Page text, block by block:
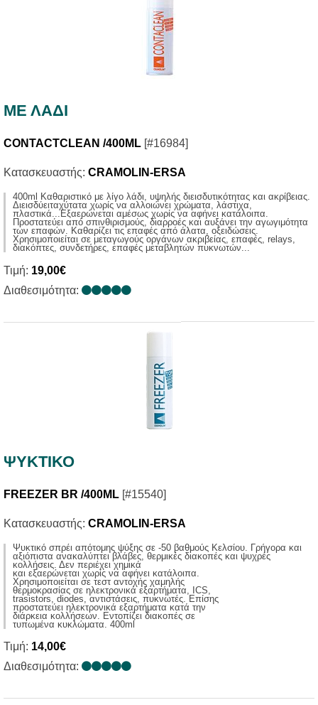
ΜΕ ΛΑΔΙ
CONTACTCLEAN /400ML [#16984]
Κατασκευαστής: CRAMOLIN-ERSA
400ml Καθαριστικό με λίγο λάδι, υψηλής διεισδυτικότητας και ακρίβειας.
Διεισδύειταχύτατα χωρίς να αλλοιώνει χρώματα, λάστιχα,
πλαστικά...Εξαερώνεται αμέσως χωρίς να αφήνει κατάλοιπα.
Προστατεύει από σπινθιρισμούς, διαρροές και αυξάνει την αγωγιμότητα
των επαφών. Καθαρίζει τις επαφές από άλατα, οξειδώσεις.
Χρησιμοποιείται σε μεταγωγούς οργάνων ακριβείας, επαφές, relays,
διακόπτες, συνδετήρες, επαφές μεταβλητών πυκνωτών...
Τιμή: 19,00€
Διαθεσιμότητα:
ΨΥΚΤΙΚΟ
FREEZER BR /400ML [#15540]
Κατασκευαστής: CRAMOLIN-ERSA
Ψυκτικό σπρέι απότομης ψύξης σε -50 βαθμούς Κελσίου. Γρήγορα και
αξιόπιστα ανακαλύπτει βλάβες, θερμικές διακοπές και ψυχρές
κολλήσεις. Δεν περιέχει χημικά
και εξαερώνεται χωρίς να αφήνει κατάλοιπα.
Χρησιμοποιείται σε τεστ αντοχής χαμηλής
θερμοκρασίας σε ηλεκτρονικά εξαρτήματα, ICS,
trasistors, diodes, αντιστάσεις, πυκνωτές. Επίσης
προστατεύει ηλεκτρονικά εξαρτήματα κατά την
διάρκεια κολλήσεων. Εντοπίζει διακοπές σε
τυπωμένα κυκλώματα. 400ml
Τιμή: 14,00€
Διαθεσιμότητα: